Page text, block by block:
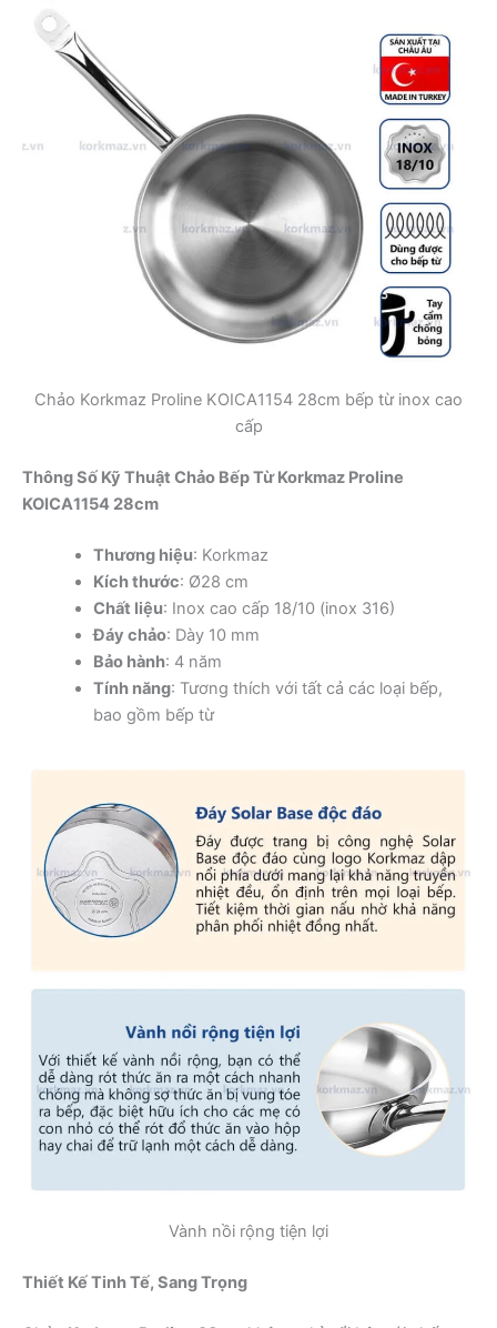
Chảo Korkmaz Proline KOICA1154 28cm bếp từ inox cao
cấp
Thông Số Kỹ Thuật Chảo Bếp Từ Korkmaz Proline
KOICA1154 28cm
Thương hiệu: Korkmaz
Kích thước: Ø28 cm
Chất liệu: Inox cao cấp 18/10 (inox 316)
Đáy chảo: Dày 10 mm
Bảo hành: 4 năm
Tính năng: Tương thích với tất cả các loại bếp,
bao gồm bếp từ
Vành nồi rộng tiện lợi
Thiết Kế Tinh Tế, Sang Trọng